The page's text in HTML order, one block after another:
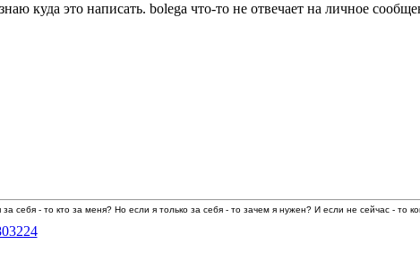
куда это написать. bolega что-то не отвечает на личное
себя - то кто за меня? Но если я только за себя - то зачем я нужен? И если не сейчас - то